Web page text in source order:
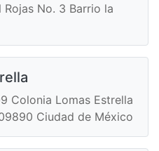
No. 3 Barrio la
Colonia Lomas Estrella
Ciudad de México